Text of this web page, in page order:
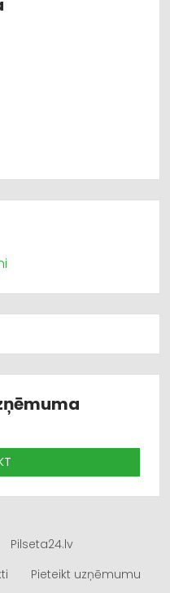
Pilseta24.lv
Pieteikt uzņēmumu